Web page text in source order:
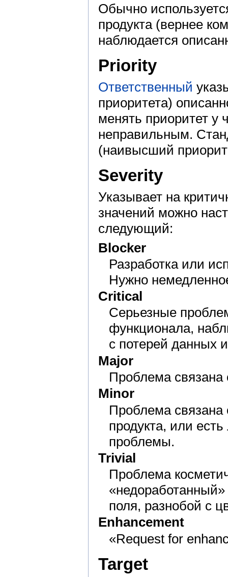
Обычно
продукта (вернее
наблюдается
Priority
Ответственный
приоритета)
менять приоритет у
неправильным.
(наивысший
Severity
Указывает на
значений можно
следующий:
Blocker
Разработка или
Нужно
Critical
Серьезные
функционала,
с потерей данных
Major
Проблема
Minor
Проблема
продукта, или
проблемы.
Trivial
Проблема
поля, разнобой с
Enhancement
«Request for
Target